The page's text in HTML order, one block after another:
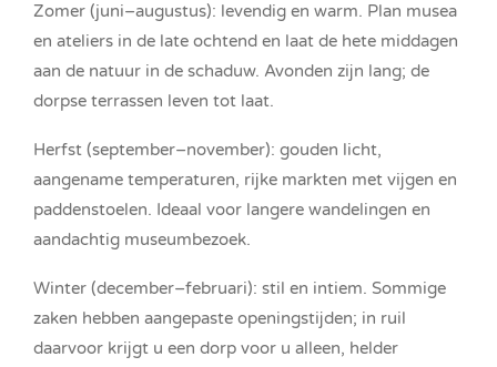
Zomer (juni–augustus): levendig en warm. Plan musea
en ateliers in de late ochtend en laat de hete middagen
aan de natuur in de schaduw. Avonden zijn lang; de
dorpse terrassen leven tot laat.
Herfst (september–november): gouden licht,
aangename temperaturen, rijke markten met vijgen en
paddenstoelen. Ideaal voor langere wandelingen en
aandachtig museumbezoek.
Winter (december–februari): stil en intiem. Sommige
zaken hebben aangepaste openingstijden; in ruil
daarvoor krijgt u een dorp voor u alleen, helder